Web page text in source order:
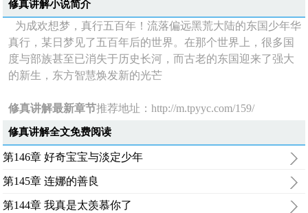
修真讲解小说简介
为成欢想梦，真行五百年！流落偏远黑荒大陆的东国少年华
真行，某日梦见了五百年后的世界。在那个世界上，很多国
度与部族甚至已消失于历史长河，而古老的东国迎来了强大
的新生，东方智慧焕发新的光芒
修真讲解最新章节推荐地址：http://m.tpyyc.com/159/
修真讲解全文免费阅读
第146章 好奇宝宝与淡定少年
第145章 连娜的善良
第144章 我真是太羡慕你了